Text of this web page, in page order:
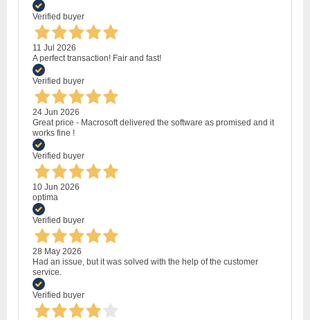
Verified buyer
11 Jul 2026
A perfect transaction! Fair and fast!
Verified buyer
24 Jun 2026
Great price - Macrosoft delivered the software as promised and it
works fine !
Verified buyer
10 Jun 2026
optima
Verified buyer
28 May 2026
Had an issue, but it was solved with the help of the customer
service.
Verified buyer